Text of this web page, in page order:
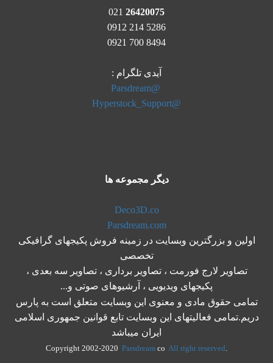
021 26420075
5286 214 0912
8494 700 0921
آیدی تلگرام :
@Parsdream
@Hyperstock_Support
دیگر مجموعه ها
Deco3D.co
Parsdream.com
اولین و بزرگترین وبسایت در زمینه فروش پکیجهای گرافیکی
تخصصی
تصاویر لارج فورمت ، تصاویر برداری ، تصاویر سه بعدی ،
پکیجهای ویدیویی ، آرشیوهای صوتی و...
تمامی حقوق مادی و معنوی این وبسایت متعلق است به پارس
دریم.تمامی فعالیتهای این وبسایت تابع قوانین جمهوری اسلامی
ایران میباشد
.Copyright 2002-2020
Parsdream co All right reserved